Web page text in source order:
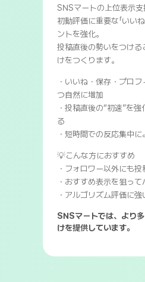
SNSマートの上位表示
初動評価に重要な「いい
ントを強化。
投稿直後の勢いをつけ
けをつくります。
・いいね・保存・プロ
つ自然に増加
・投稿直後の“初速”を
る
・短時間での反応集中
💡こんな方におすすめ
・フォロワー以外にも
・おすすめ表示を狙っ
・アルゴリズム評価に
SNSマートでは、より
けを提供しています。